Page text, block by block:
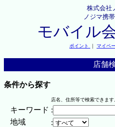
株式会社
ノジマ携
モバイル
ポイント ｜ マイペ
店舗
条件から探す
店名、住所等で検索できます
キーワード :
地域
: